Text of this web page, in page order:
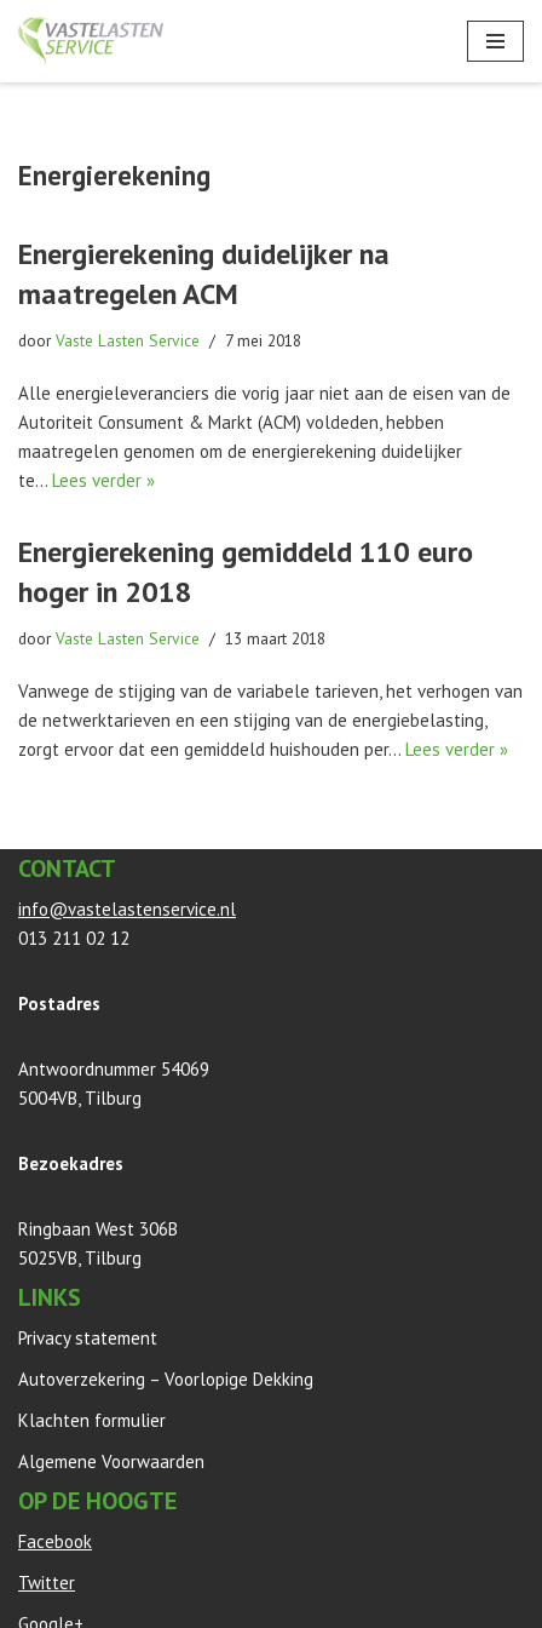
Energierekening
Energierekening duidelijker na
maatregelen ACM
doorVaste Lasten Service 7 mei 2018
Alle energieleveranciers die vorig jaar niet aan de eisen van de
Autoriteit Consument & Markt (ACM) voldeden, hebben
maatregelen genomen om de energierekening duidelijker
te… Lees verder »
Energierekening gemiddeld 110 euro
hoger in 2018
doorVaste Lasten Service 13 maart 2018
Vanwege de stijging van de variabele tarieven, het verhogen van
de netwerktarieven en een stijging van de energiebelasting,
zorgt ervoor dat een gemiddeld huishouden per… Lees verder »
CONTACT
info@vastelastenservice.nl
013 211 02 12
Postadres
Antwoordnummer 54069
5004VB, Tilburg
Bezoekadres
Ringbaan West 306B
5025VB, Tilburg
LINKS
Privacy statement
Autoverzekering – Voorlopige Dekking
Klachten formulier
Algemene Voorwaarden
OP DE HOOGTE
Facebook
Twitter